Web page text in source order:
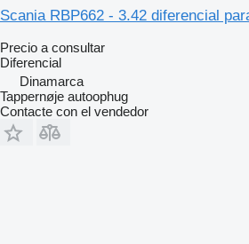
Scania RBP662 - 3.42 diferencial
Precio a consultar
Diferencial
Dinamarca
Tappernøje autoophug
Contacte con el vendedor